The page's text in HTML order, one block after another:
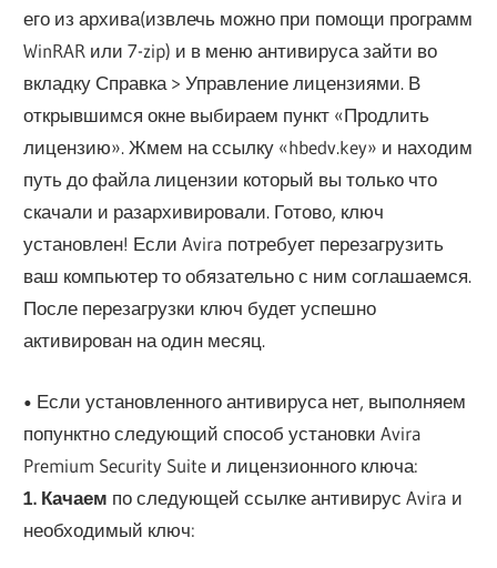
его из архива(извлечь можно при помощи программ
WinRAR или 7-zip) и в меню антивируса зайти во
вкладку Справка > Управление лицензиями. В
открывшимся окне выбираем пункт «Продлить
лицензию». Жмем на ссылку «hbedv.key» и находим
путь до файла лицензии который вы только что
скачали и разархивировали. Готово, ключ
установлен! Если Avira потребует перезагрузить
ваш компьютер то обязательно с ним соглашаемся.
После перезагрузки ключ будет успешно
активирован на один месяц.
• Если установленного антивируса нет, выполняем
попунктно следующий способ установки Avira
Premium Security Suite и лицензионного ключа:
1. Качаем по следующей ссылке антивирус Avira и
необходимый ключ: